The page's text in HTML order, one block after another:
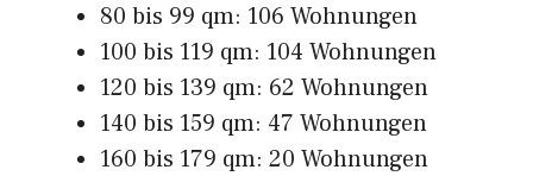
80 bis 99 qm: 106 Wohnungen
100 bis 119 qm: 104 Wohnungen
120 bis 139 qm: 62 Wohnungen
140 bis 159 qm: 47 Wohnungen
160 bis 179 qm: 20 Wohnungen